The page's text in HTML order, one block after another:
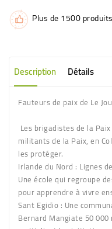
Plus de 1500
Description Détails
Fauteurs de paix de Le
Les brigadistes de la
militants de la Paix, en
les protéger.
Irlande du Nord : Lignes
Une école qui regroupe
pour apprendre à vivre
Sant Egidio : Une
Bernard Mangiate 50 000